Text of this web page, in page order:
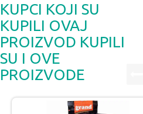
KUPCI KOJI SU
KUPILI OVAJ
PROIZVOD KUPILI
SU I OVE
PROIZVODE